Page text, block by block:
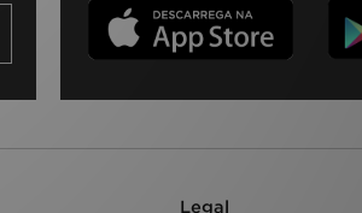
Legal